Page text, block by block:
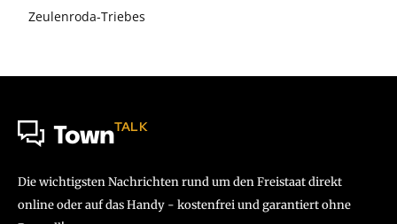
Zeulenroda-Triebes
TownTALK
Die wichtigsten Nachrichten rund um den Freistaat direkt
online oder auf das Handy - kostenfrei und garantiert ohne